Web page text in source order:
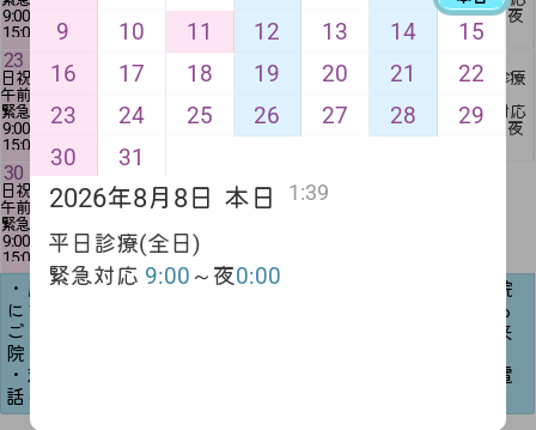
9:00～
15:00
9:00～夜
0:00
9:00～夜
0:00
23
日祝診療
午前
緊急対応
9:00～
15:00
平日診療
緊急対応
～夜
25
平日診療
緊急対応
～夜
26
休診日
9:00～夕
14:00
27
平日診療
緊急対応
9:00～夜
28
休診日
不可
29
平日診療
緊急対応
9:00
～夜
30
日祝診療
午前
緊急対応
9:00～
15:00
31
平日診療
全日
9:00～夜
0:00
・原則当院の飼い主様を対象にしておりますので、他院
にて予防・治療を受けている方は対応できかねる場合も
ございます（今後対応希望の方は、診察時間にまずご来
院ください）
・対応可能時間であれば、当院に電話連絡後、留守番電
話にメッセージを残してください。
9 10 11 12 13 14
15
16
17 18 19 20 21
22
23
24 25 26 27 28
29
30
31
2026年8月8日 本日 1:39
平日診療(全日)
緊急対応 9:00 ～夜0:00